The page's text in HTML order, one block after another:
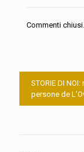
Commenti chiusi.
STORIE DI
persone de